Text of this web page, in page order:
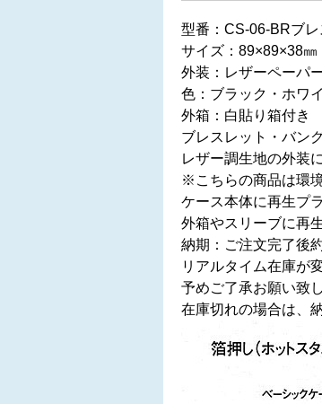
型番：CS-06-BRブ
サイズ：89×89×38㎜
外装：レザーペーパ
色：ブラック・ホワ
外箱：白貼り箱付き
ブレスレット・バン
レザー調生地の外装
※こちらの商品は環
ケース本体に再生プ
外箱やスリーブに再
納期：ご注文完了後
リアルタイム在庫が
予めご了承お願い致
在庫切れの場合は、